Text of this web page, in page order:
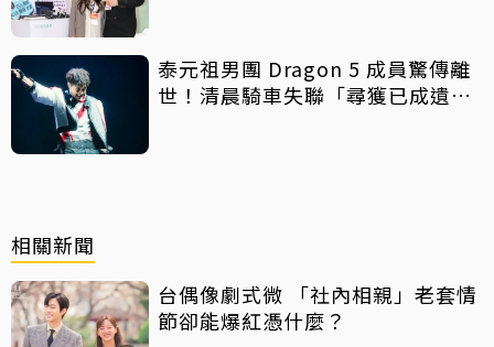
泰元祖男團 Dragon 5 成員驚傳離
世！清晨騎車失聯「尋獲已成遺
相關新聞
台偶像劇式微 「社內相親」老套情
節卻能爆紅憑什麼？